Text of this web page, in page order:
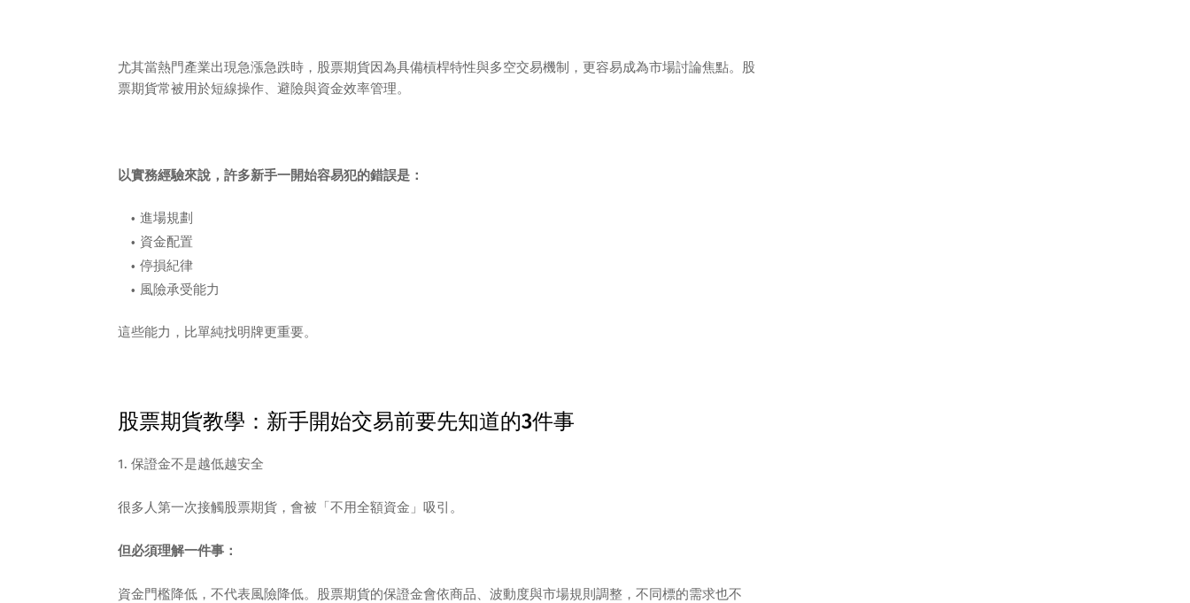
尤其當熱門產業出現急漲急跌時，股票期貨因為具備槓桿特性與多空交易機制，更容易成為市場討論焦點。股
票期貨常被用於短線操作、避險與資金效率管理。
以實務經驗來說，許多新手一開始容易犯的錯誤是：
進場規劃
資金配置
停損紀律
風險承受能力
這些能力，比單純找明牌更重要。
股票期貨教學：新手開始交易前要先知道的3件事
1. 保證金不是越低越安全
很多人第一次接觸股票期貨，會被「不用全額資金」吸引。
但必須理解一件事：
資金門檻降低，不代表風險降低。股票期貨的保證金會依商品、波動度與市場規則調整，不同標的需求也不